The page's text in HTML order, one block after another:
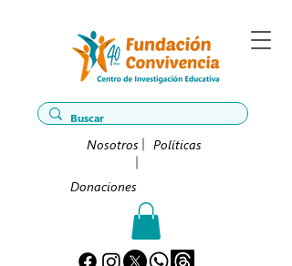
Nosotros Políticas
Donaciones